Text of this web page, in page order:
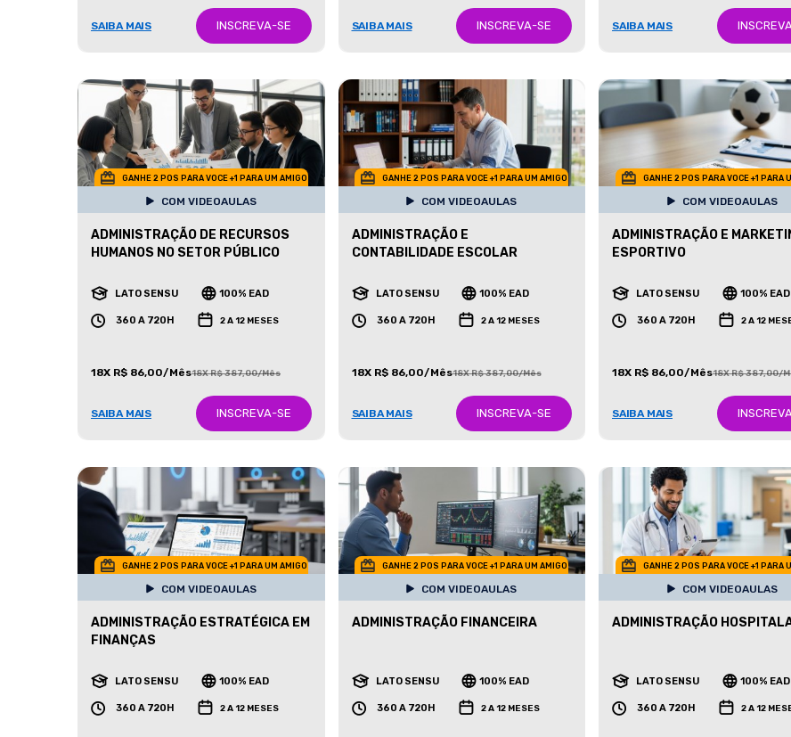
SAIBA MAIS INSCREVA-SE SAIBA MAIS INSCREVA-SE SAIBA MAIS
GANHE 2 POS PARA VOCE +1 PARA UM AMIGO
COM VIDEOAULAS
ADMINISTRAÇÃO DE RECURSOS
HUMANOS NO SETOR PÚBLICO
LATO SENSU 100% EAD
360 A 720H 2 A 12 MESES
18X R$ 86,00/Mês18X R$ 387,00/Mês
SAIBA MAIS INSCREVA-SE
GANHE 2 POS PARA VOCE +1 PARA UM AMIGO
COM VIDEOAULAS
ADMINISTRAÇÃO E
CONTABILIDADE ESCOLAR
LATO SENSU 100% EAD
360 A 720H 2 A 12 MESES
18X R$ 86,00/Mês18X R$ 387,00/Mês
SAIBA MAIS INSCREVA-SE
GANHE 2 POS PARA VOCE +1 PARA
COM VIDEOAULAS
ADMINISTRAÇÃO E
ESPORTIVO
LATO SENSU 100% EAD
360 A 720H 2 A 12
18X R$ 86,00/Mês18X R$ 387,00/
SAIBA MAIS
GANHE 2 POS PARA VOCE +1 PARA UM AMIGO
COM VIDEOAULAS
ADMINISTRAÇÃO ESTRATÉGICA EM
FINANÇAS
LATO SENSU 100% EAD
360 A 720H 2 A 12 MESES
GANHE 2 POS PARA VOCE +1 PARA UM AMIGO
COM VIDEOAULAS
ADMINISTRAÇÃO FINANCEIRA
LATO SENSU 100% EAD
360 A 720H 2 A 12 MESES
GANHE 2 POS PARA VOCE +1 PARA
COM VIDEOAULAS
ADMINISTRAÇÃO
LATO SENSU 100% EAD
360 A 720H 2 A 12